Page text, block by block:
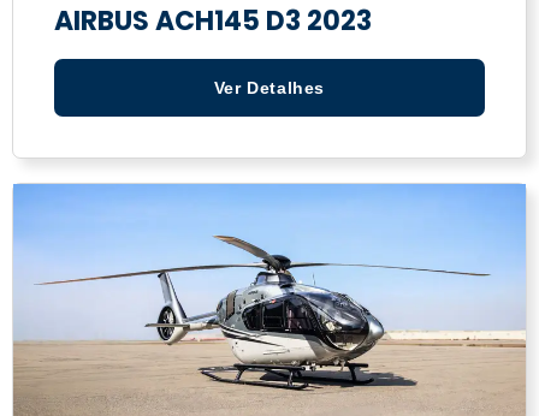
AIRBUS ACH145 D3 2023
Ver Detalhes